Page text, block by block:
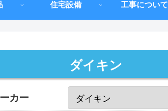
住宅設備 工事について
ダイキン
カー